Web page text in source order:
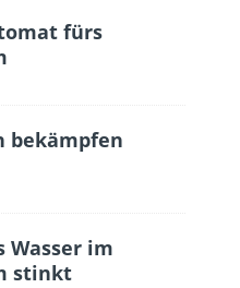
fürs
bekämpfen
Wasser im
stinkt